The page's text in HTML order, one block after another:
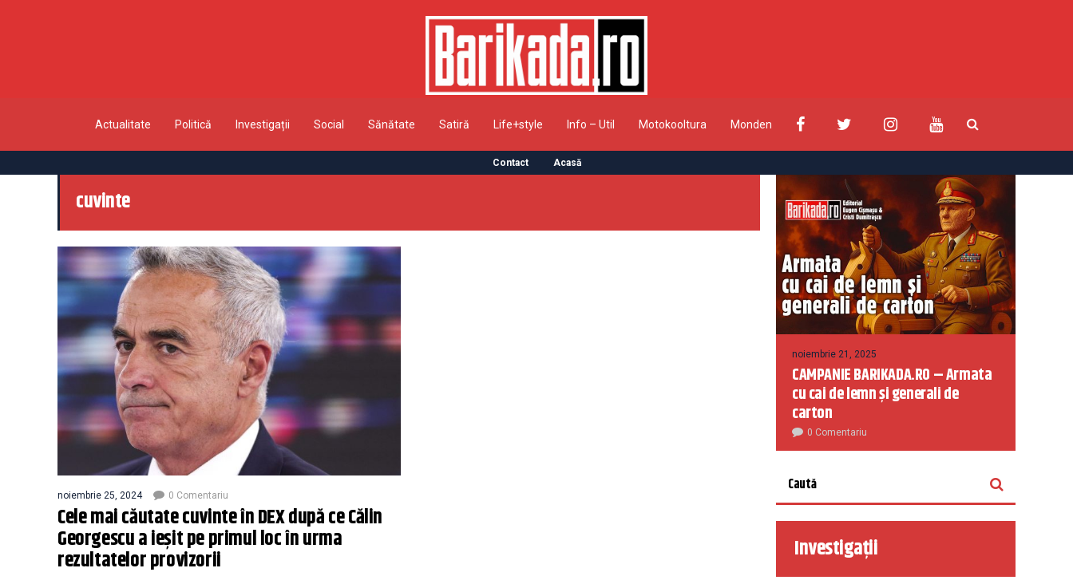
Actualitate Politică Investigații Social Sănătate Satiră Life+style Info – Util Motokooltura Monden
Contact Acasă
cuvinte
noiembrie 25, 2024 0 Comentariu
Cele mai căutate cuvinte în DEX după ce Călin
Georgescu a ieșit pe primul loc în urma
rezultatelor provizorii
noiembrie 21, 2025
CAMPANIE BARIKADA.RO – Armata
cu cai de lemn și generali de
carton
0 Comentariu
Investigații